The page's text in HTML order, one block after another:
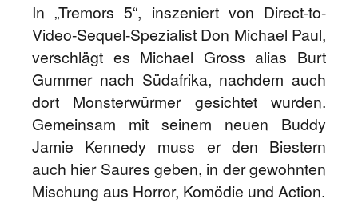
In „Tremors 5“, inszeniert von Direct-to-
Video-Sequel-Spezialist Don Michael Paul,
verschlägt es Michael Gross alias Burt
Gummer nach Südafrika, nachdem auch
dort Monsterwürmer gesichtet wurden.
Gemeinsam mit seinem neuen Buddy
Jamie Kennedy muss er den Biestern
auch hier Saures geben, in der gewohnten
Mischung aus Horror, Komödie und Action.